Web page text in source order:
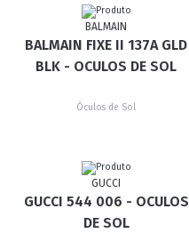
BALMAIN
BALMAIN FIXE II 137A GLD
BLK - OCULOS DE SOL
Óculos de Sol
GUCCI
GUCCI 544 006 - OCULOS
DE SOL